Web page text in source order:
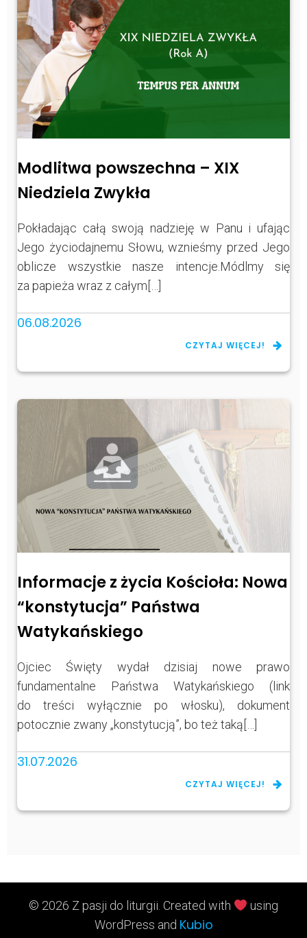
Modlitwa powszechna – XIX
Niedziela Zwykła
Pokładając całą swoją nadzieję w Panu i ufając
Jego życiodajnemu Słowu, wznieśmy przed Jego
oblicze wszystkie nasze intencje.Módlmy się
za papieża wraz z całym[…]
06.08.2026
CZYTAJ WIĘCEJ!
Informacje z życia Kościoła: Nowa
“konstytucja” Państwa
Watykańskiego
Ojciec Święty wydał dzisiaj nowe prawo
fundamentalne Państwa Watykańskiego (link
do treści wyłącznie po włosku), dokument
potocznie zwany „konstytucją”, bo też taką[…]
31.07.2026
CZYTAJ WIĘCEJ!
© 2026 Z pasji do liturgii. Created with
using
WordPress and Kubio